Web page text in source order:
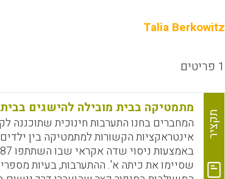
Talia Berkowitz
1 פריטים
תקציר
מתמטיקה בבית מובילה להישגים
המחברים בחנו התערבות חינוכית שתוכננה
אינטראקציות הקשורות למתמטיקה בין ילדים
שסיימו את כיתה א'. ההתערבות, בעיות